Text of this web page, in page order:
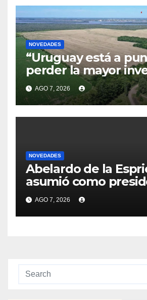
NOVEDADES
“Uruguay está a
perder la mayor
privada de su
Delgado acusó a
“trancar” la
HIF Global
AGO 7, 2026
NOVEDADES
Abelardo de la
asumió como
Colombia: prometió
“derrotar” al
“narcoterrorismo” y
AGO 7, 2026